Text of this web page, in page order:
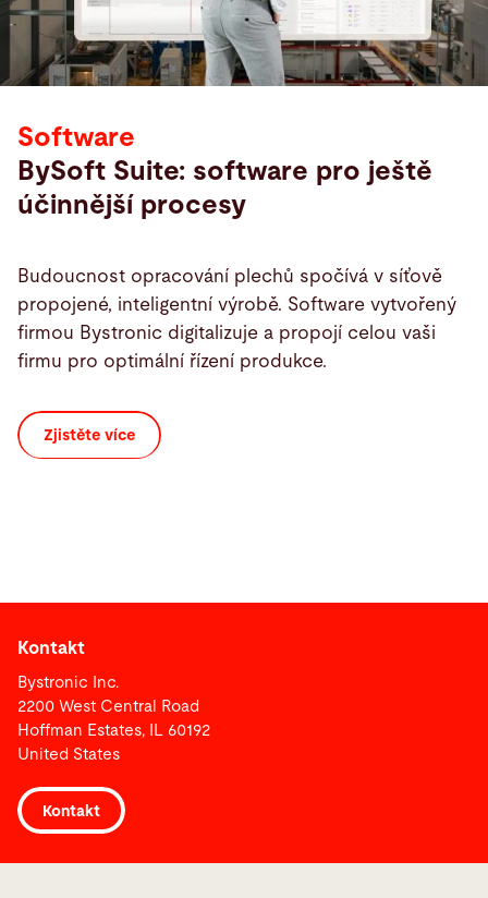
Software
BySoft Suite: software pro ještě
účinnější procesy
Budoucnost opracování plechů spočívá v síťově
propojené, inteligentní výrobě. Software vytvořený
firmou Bystronic digitalizuje a propojí celou vaši
firmu pro optimální řízení produkce.
Zjistěte více
Kontakt
Bystronic Inc.
2200 West Central Road
Hoffman Estates, IL 60192
United States
Kontakt